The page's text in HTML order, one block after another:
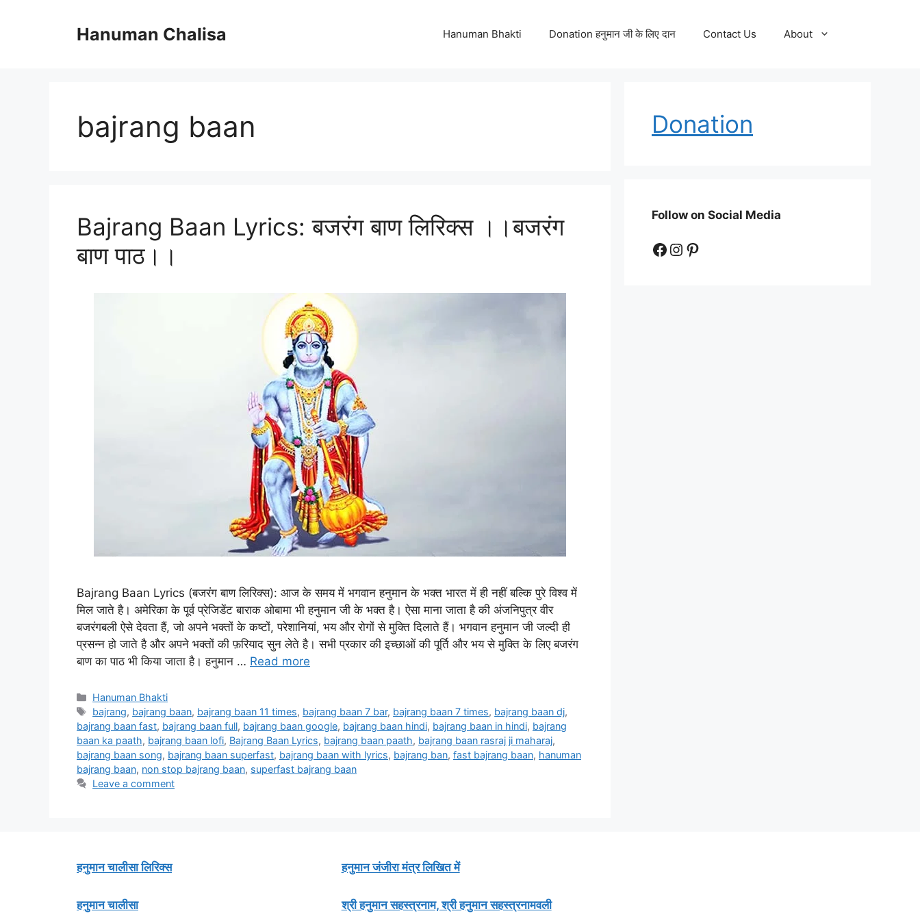
Hanuman Chalisa Hanuman Bhakti Donation हनुमान जी के लिए दान Contact Us About
bajrang baan
Bajrang Baan Lyrics: बजरंग बाण लिरिक्स ।।बजरंग
बाण पाठ।।
Bajrang Baan Lyrics (बजरंग बाण लिरिक्स): आज के समय में भगवान हनुमान के भक्त भारत में ही नहीं बल्कि पुरे विश्व में
मिल जाते है। अमेरिका के पूर्व प्रेजिडेंट बाराक ओबामा भी हनुमान जी के भक्त है। ऐसा माना जाता है की अंजनिपुत्र वीर
बजरंगबली ऐसे देवता हैं, जो अपने भक्तों के कष्टों, परेशानियां, भय और रोगों से मुक्ति दिलाते हैं। भगवान हनुमान जी जल्दी ही
प्रसन्न हो जाते है और अपने भक्तों की फ़रियाद सुन लेते है। सभी प्रकार की इच्छाओं की पूर्ति और भय से मुक्ति के लिए बजरंग
बाण का पाठ भी किया जाता है। हनुमान … Read more
Categories
Hanuman Bhakti
Tags
bajrang, bajrang baan, bajrang baan 11 times, bajrang baan 7 bar, bajrang baan 7 times, bajrang baan dj,
bajrang baan fast, bajrang baan full, bajrang baan google, bajrang baan hindi, bajrang baan in hindi, bajrang
baan ka paath, bajrang baan lofi, Bajrang Baan Lyrics, bajrang baan paath, bajrang baan rasraj ji maharaj,
bajrang baan song, bajrang baan superfast, bajrang baan with lyrics, bajrang ban, fast bajrang baan, hanuman
bajrang baan, non stop bajrang baan, superfast bajrang baan
Leave a comment
Donation
Follow on Social Media
Facebook
Instagram
Pinterest
हनुमान चालीसा लिरिक्स
हनुमान चालीसा
हनुमान जंजीरा मंत्र लिखित में
श्री हनुमान सहस्त्रनाम, श्री हनुमान सहस्त्रनामवली